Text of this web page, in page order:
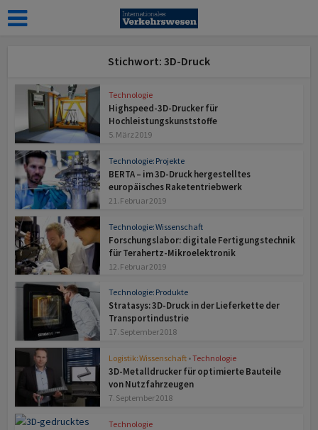
Stichwort: 3D-Druck
Technologie
Highspeed-3D-Drucker für
Hochleistungskunststoffe
5. März 2019
Technologie: Projekte
BERTA – im 3D-Druck hergestelltes
europäisches Raketentriebwerk
21. Februar 2019
Technologie: Wissenschaft
Forschungslabor: digitale Fertigungstechnik
für Terahertz-Mikroelektronik
12. Februar 2019
Technologie: Produkte
Stratasys: 3D-Druck in der Lieferkette der
Transportindustrie
17. September 2018
Logistik: Wissenschaft •Technologie
3D-Metalldrucker für optimierte Bauteile
von Nutzfahrzeugen
7. September 2018
Technologie